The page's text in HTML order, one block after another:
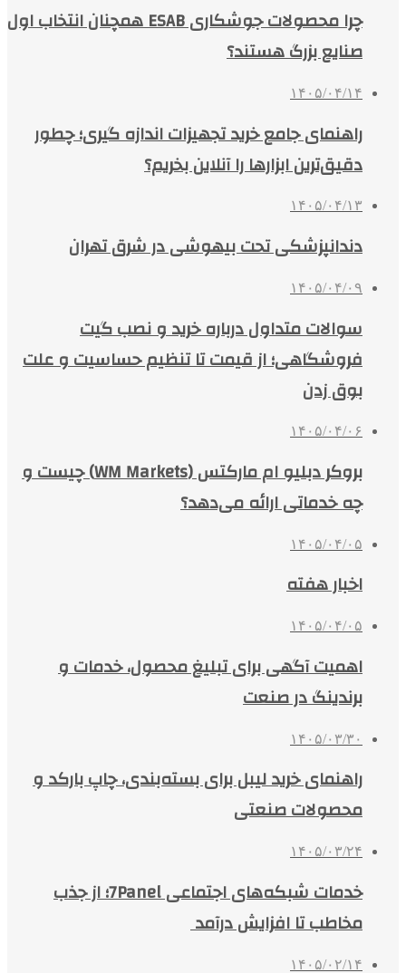
چرا محصولات جوشکاری ESAB همچنان انتخاب اول
صنایع بزرگ هستند؟
۱۴۰۵/۰۴/۱۴
راهنمای جامع خرید تجهیزات اندازه گیری؛ چطور
دقیق‌ترین ابزارها را آنلاین بخریم؟
۱۴۰۵/۰۴/۱۳
دندانپزشکی تحت بیهوشی در شرق تهران
۱۴۰۵/۰۴/۰۹
سوالات متداول درباره خرید و نصب گیت
فروشگاهی؛ از قیمت تا تنظیم حساسیت و علت
بوق زدن
۱۴۰۵/۰۴/۰۶
بروکر دبلیو ام مارکتس (WM Markets) چیست و
چه خدماتی ارائه می‌دهد؟
۱۴۰۵/۰۴/۰۵
اخبار هفته
۱۴۰۵/۰۴/۰۵
اهمیت آگهی برای تبلیغ محصول، خدمات و
برندینگ در صنعت
۱۴۰۵/۰۳/۳۰
راهنمای خرید لیبل برای بسته‌بندی، چاپ بارکد و
محصولات صنعتی
۱۴۰۵/۰۳/۲۴
خدمات شبکه‌های اجتماعی 7Panel؛ از جذب
مخاطب تا افزایش درآمد
۱۴۰۵/۰۲/۱۴